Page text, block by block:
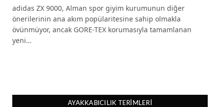
adidas ZX 9000, Alman spor giyim kurumunun diğer
önerilerinin ana akım popülaritesine sahip olmakla
övünmüyor, ancak GORE-TEX korumasıyla tamamlanan
yeni…
AYAKKABICILIK TERIMLERI